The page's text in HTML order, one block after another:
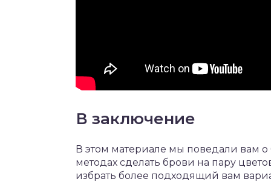
В заключение
В этом материале мы поведали вам
методах сделать брови на пару
избрать более подходящий вам